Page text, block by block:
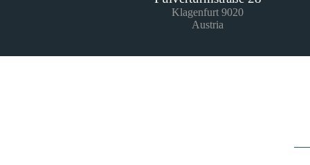
Klagenfurt 9020
Austria